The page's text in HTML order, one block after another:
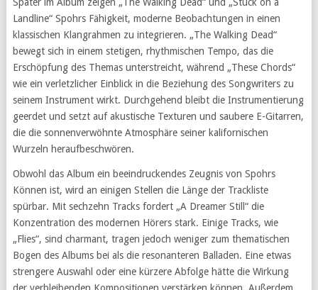
Landline“ Spohrs Fähigkeit, moderne Beobachtungen in einen
klassischen Klangrahmen zu integrieren. „The Walking Dead“
bewegt sich in einem stetigen, rhythmischen Tempo, das die
Erschöpfung des Themas unterstreicht, während „These Chords“
wie ein verletzlicher Einblick in die Beziehung des Songwriters zu
seinem Instrument wirkt. Durchgehend bleibt die Instrumentierung
geerdet und setzt auf akustische Texturen und saubere E-Gitarren,
die die sonnenverwöhnte Atmosphäre seiner kalifornischen
Wurzeln heraufbeschwören.
Obwohl das Album ein beeindruckendes Zeugnis von Spohrs
Können ist, wird an einigen Stellen die Länge der Trackliste
spürbar. Mit sechzehn Tracks fordert „A Dreamer Still“ die
Konzentration des modernen Hörers stark. Einige Tracks, wie
„Flies“, sind charmant, tragen jedoch weniger zum thematischen
Bogen des Albums bei als die resonanteren Balladen. Eine etwas
strengere Auswahl oder eine kürzere Abfolge hätte die Wirkung